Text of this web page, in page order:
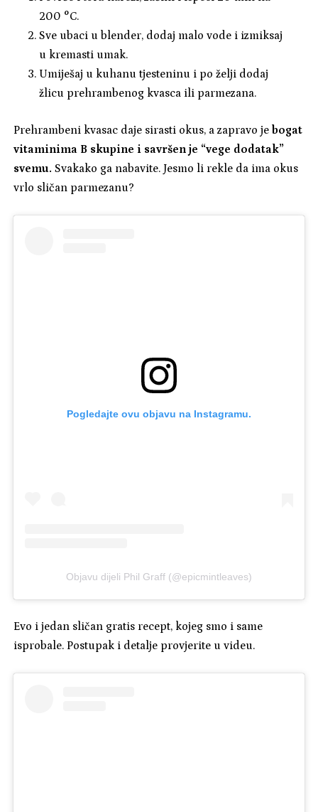
200 °C.
Sve ubaci u blender, dodaj malo vode i izmiksaj
u kremasti umak.
Umiješaj u kuhanu tjesteninu i po želji dodaj
žlicu prehrambenog kvasca ili parmezana.
Prehrambeni kvasac daje sirasti okus, a zapravo jebogat
vitaminima B skupine i savršen je “vege dodatak”
svemu.Svakako ga nabavite. Jesmo li rekle da ima okus
vrlo sličan parmezanu?
Pogledajte ovu objavu na Instagramu.
Objavu dijeli Phil Graff (@epicmintleaves)
Evo i jedan sličan gratis recept, kojeg smo i same
isprobale. Postupak i detalje provjerite u videu.